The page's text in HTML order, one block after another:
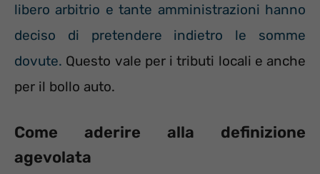
libero arbitrio e tante amministrazioni hanno
deciso di pretendere indietro le somme
dovute. Questo vale per i tributi locali e anche
per il bollo auto.
Come aderire alla definizione
agevolata